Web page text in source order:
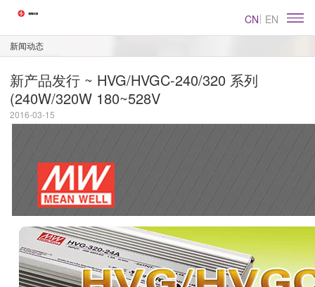
CN EN
新闻动态
新产品发行 ~ HVG/HVGC-240/320 系列
(240W/320W 180~528V
2016-03-15